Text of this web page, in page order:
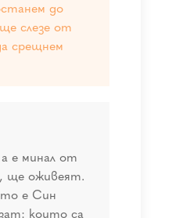
до
слезе от
срещнем
е минал от
ще оживеят.
е Син
които са